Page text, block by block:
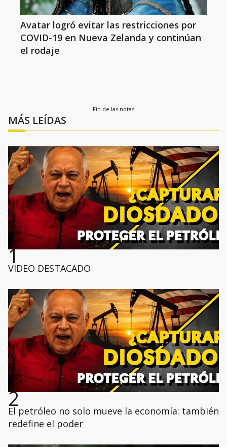
Avatar logró evitar las restricciones por
COVID-19 en Nueva Zelanda y continúan
el rodaje
Fin de las notas
MÁS LEÍDAS
1
VIDEO DESTACADO
2
El petróleo no solo mueve la economía: también
redefine el poder